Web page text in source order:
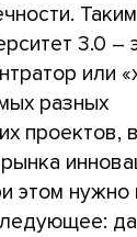
Таким
3.0 –
или
разных
проектов,
этом нужно